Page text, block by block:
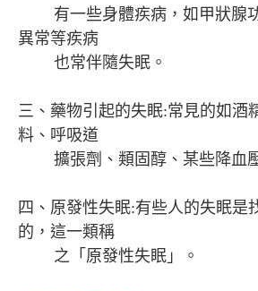
有一些身體疾病，如甲狀腺
異常等疾病
也常伴隨失眠。
三、藥物引起的失眠:常見的如酒
料、呼吸道
擴張劑、類固醇、某些降血壓
四、原發性失眠:有些人的失眠是
的，這一類稱
之「原發性失眠」。